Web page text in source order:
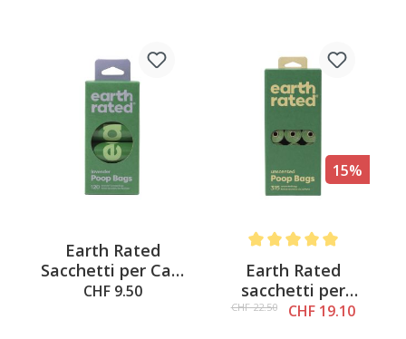
Earth Rated
Sacchetti per Cani
120 pz., Profumo di
CHF 9.50
15%
Earth Rated
sacchetti per
escrementi 315 pz.,
CHF 22.50 CHF 19.10